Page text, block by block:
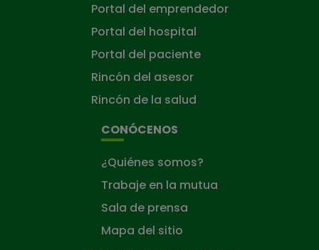
Portal del emprendedor
Portal del hospital
Portal del paciente
Rincón del asesor
Rincón de la salud
CONÓCENOS
¿Quiénes somos?
Trabaje en la mutua
Sala de prensa
Mapa del sitio